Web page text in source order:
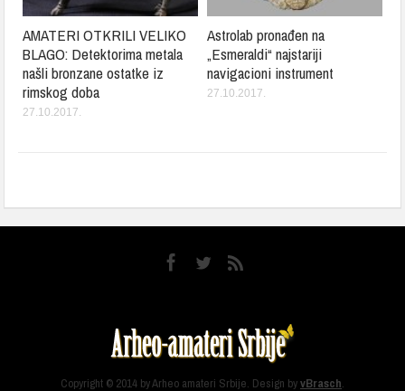
AMATERI OTKRILI VELIKO
BLAGO: Detektorima metala
našli bronzane ostatke iz
rimskog doba
27.10.2017.
Astrolab pronađen na
„Esmeraldi“ najstariji
navigacioni instrument
27.10.2017.
Copyright © 2014 by Arheo amateri Srbije. Design byvBrasch.